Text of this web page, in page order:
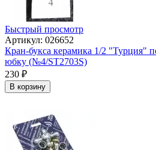
Быстрый просмотр
Артикул: 026652
Кран-букса керамика 1/2 "Турция"
юбку (№4/ST2703S)
230 ₽
В корзину